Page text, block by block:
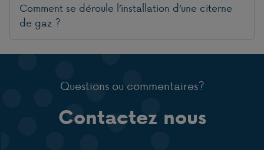
Comment se déroule l’installation d’une citerne
de gaz ?
Questions ou commentaires?
Contactez nous